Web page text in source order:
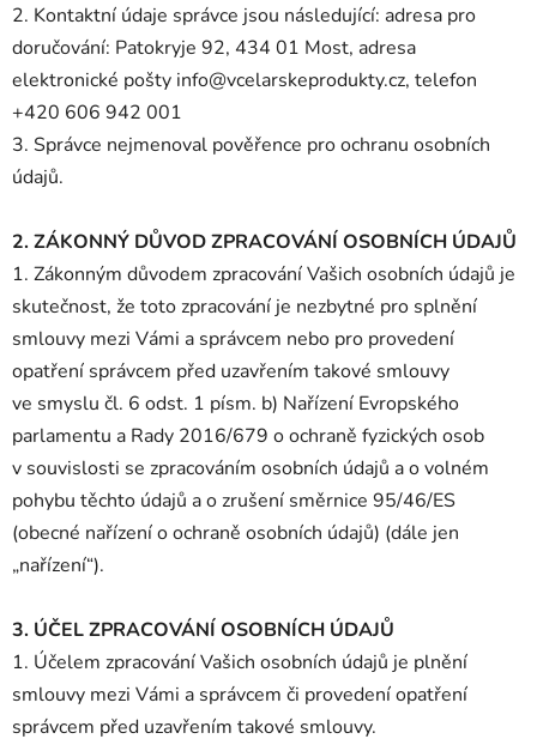
2. Kontaktní údaje správce jsou následující: adresa pro
doručování: Patokryje 92, 434 01 Most, adresa
elektronické pošty info@vcelarskeprodukty.cz, telefon
+420 606 942 001
3. Správce nejmenoval pověřence pro ochranu osobních
údajů.
2. ZÁKONNÝ DŮVOD ZPRACOVÁNÍ OSOBNÍCH ÚDAJŮ
1. Zákonným důvodem zpracování Vašich osobních údajů je
skutečnost, že toto zpracování je nezbytné pro splnění
smlouvy mezi Vámi a správcem nebo pro provedení
opatření správcem před uzavřením takové smlouvy
ve smyslu čl. 6 odst. 1 písm. b) Nařízení Evropského
parlamentu a Rady 2016/679 o ochraně fyzických osob
v souvislosti se zpracováním osobních údajů a o volném
pohybu těchto údajů a o zrušení směrnice 95/46/ES
(obecné nařízení o ochraně osobních údajů) (dále jen
„nařízení“).
3. ÚČEL ZPRACOVÁNÍ OSOBNÍCH ÚDAJŮ
1. Účelem zpracování Vašich osobních údajů je plnění
smlouvy mezi Vámi a správcem či provedení opatření
správcem před uzavřením takové smlouvy.